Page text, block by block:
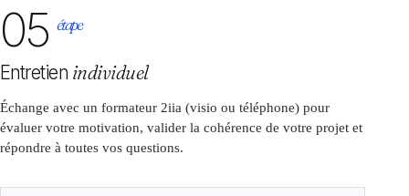
05 étape
Entretien individuel
Échange avec un formateur 2iia (visio ou téléphone) pour
évaluer votre motivation, valider la cohérence de votre projet et
répondre à toutes vos questions.